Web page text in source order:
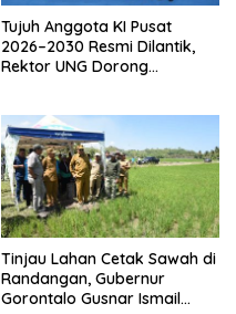
Tujuh Anggota KI Pusat
2026–2030 Resmi Dilantik,
Rektor UNG Dorong
Tinjau Lahan Cetak Sawah di
Randangan, Gubernur
Gorontalo Gusnar Ismail